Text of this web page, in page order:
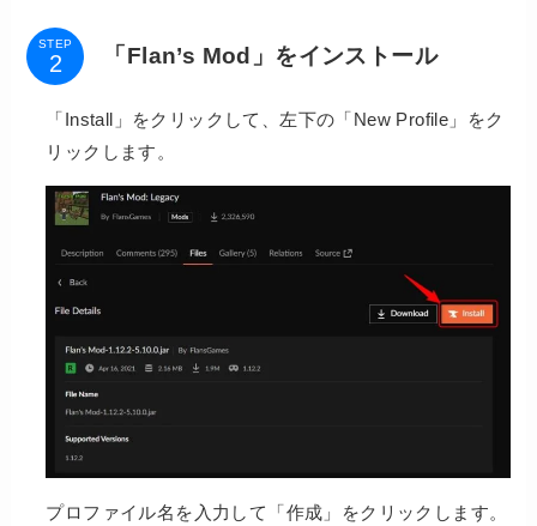
STEP 「Flan’s Mod」をインストール
「Install」をクリックして、左下の「New Profile」をク
リックします。
プロファイル名を入力して「作成」をクリックします。